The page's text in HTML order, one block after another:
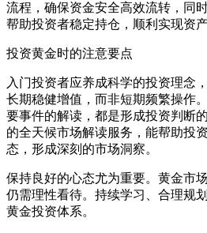
流程，确保资金安全高效流转，同
帮助投资者稳定持仓，顺利实现资
投资黄金时的注意要点
入门投资者应养成科学的投资理念
长期稳健增值，而非短期频繁操作
要事件的解读，都是形成投资判断
的全天候市场解读服务，能帮助投
态，形成深刻的市场洞察。
保持良好的心态尤为重要。黄金市
仍需理性看待。持续学习、合理规
黄金投资体系。